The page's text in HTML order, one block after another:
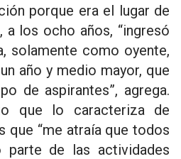
porque era el lugar de
a los ocho años, “ingresó
solamente como oyente,
año y medio mayor, que
de aspirantes”, agrega.
que lo caracteriza de
que “me atraía que todos
parte de las actividades